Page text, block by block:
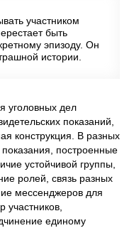
участником
быть
эпизоду. Он
истории.
уголовных дел
показаний,
конструкция. В разных
построенные
устойчивой группы,
ролей, связь разных
мессенджеров для
участников,
единому